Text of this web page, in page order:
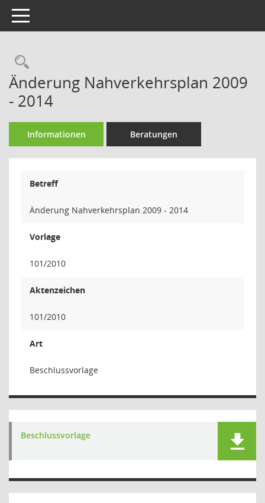
Toggle navigation
Rechercheauswahl
Änderung Nahverkehrsplan 2009
- 2014
Informationen Beratungen
Betreff
Änderung Nahverkehrsplan 2009 - 2014
Vorlage
101/2010
Aktenzeichen
101/2010
Art
Beschlussvorlage
Beschlussvorlage